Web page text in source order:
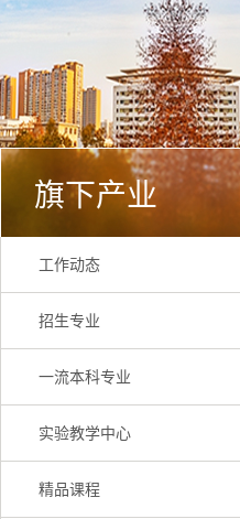
旗下产业
工作动态
招生专业
一流本科专业
实验教学中心
精品课程